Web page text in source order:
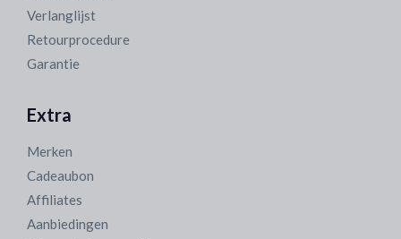
Verlanglijst
Retourprocedure
Garantie
Extra
Merken
Cadeaubon
Affiliates
Aanbiedingen